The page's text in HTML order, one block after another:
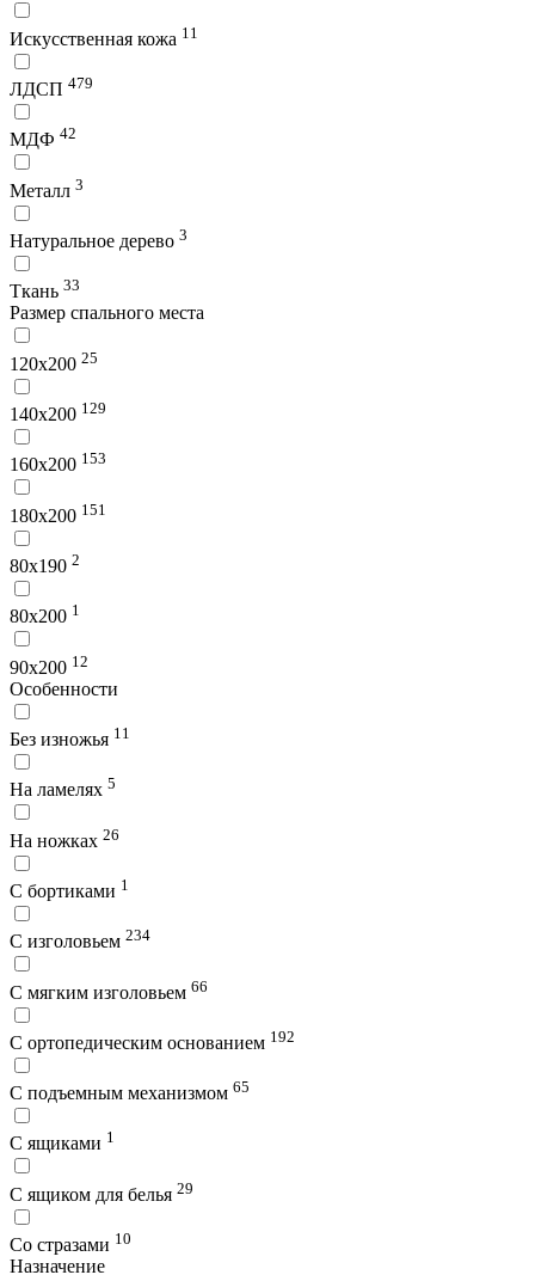
Искусственная кожа 11
ЛДСП 479
МДФ 42
Металл 3
Натуральное дерево 3
Ткань 33
Размер спального места
120х200 25
140х200 129
160х200 153
180х200 151
80х190 2
80х200 1
90х200 12
Особенности
Без изножья 11
На ламелях 5
На ножках 26
С бортиками 1
С изголовьем 234
С мягким изголовьем 66
С ортопедическим основанием 192
С подъемным механизмом 65
С ящиками 1
С ящиком для белья 29
Со стразами 10
Назначение